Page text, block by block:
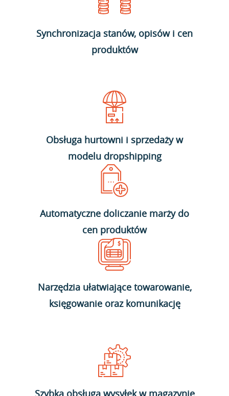
Synchronizacja stanów, opisów i cen
produktów
Obsługa hurtowni i sprzedaży w
modelu dropshipping
Automatyczne doliczanie marży do
cen produktów
Narzędzia ułatwiające towarowanie,
księgowanie oraz komunikację
Szybka obsługa wysyłek w magazynie